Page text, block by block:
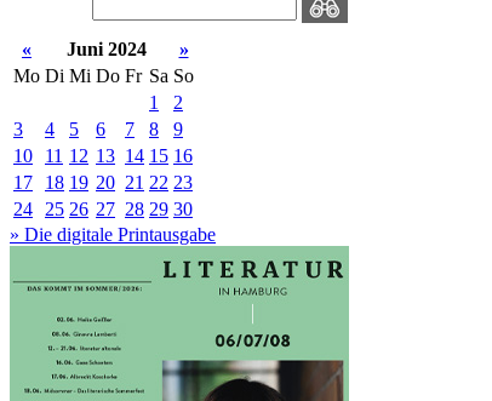
« Juni 2024
»
Mo Di Mi Do Fr Sa So
1
2
3
4 5 6 7 8
9
10
11 12 13 14 15 16
17
18 19 20 21 22 23
24
25 26 27 28 29 30
» Die digitale Printausgabe